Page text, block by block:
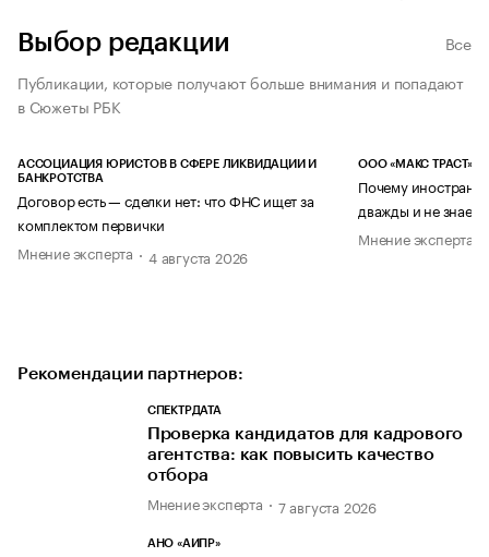
Выбор редакции
Все
Публикации, которые получают больше внимания и попадают
в Сюжеты РБК
АССОЦИАЦИЯ ЮРИСТОВ В СФЕРЕ ЛИКВИДАЦИИ И
БАНКРОТСТВА
Договор есть — сделки нет: что ФНС ищет за
комплектом первички
Мнение эксперта
4 августа 2026
ООО «МАКС ТРАСТ»
Почему
дважды и не знает
Мнение эксперта
Рекомендации партнеров:
СПЕКТРДАТА
Проверка кандидатов для кадрового
агентства: как повысить качество
отбора
Мнение эксперта 7 августа 2026
АНО «АИПР»